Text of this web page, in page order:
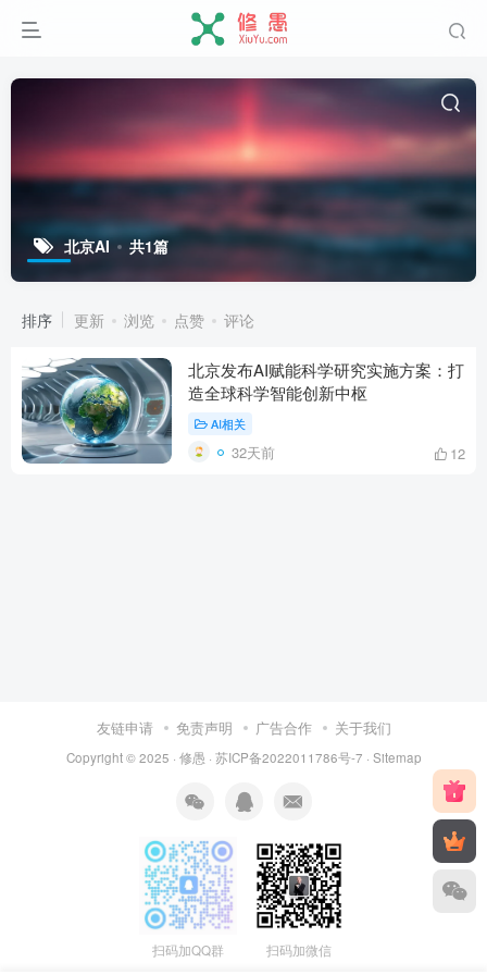
北京AI 共1篇
排序 更新 浏览 点赞 评论
北京发布AI赋能科学研究实施方案：打
造全球科学智能创新中枢
AI相关
32天前 12
友链申请 免责声明 广告合作 关于我们
Copyright © 2025 · 修愚 · 苏ICP备2022011786号-7 · Sitemap
扫码加QQ群 扫码加微信